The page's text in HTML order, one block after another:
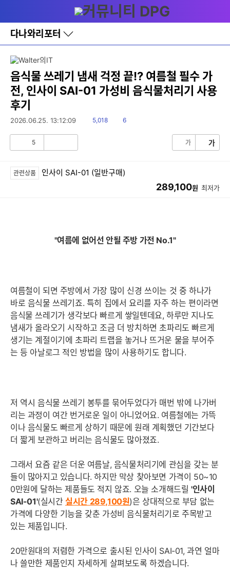
와
홈
다나와리포터
바
로
레
이
어
글
음식물 쓰레기 냄새 걱정 끝!? 여름철 필수 가
전, 인사이 SAI-01 가성비 음식물처리기 사용
후기
2026.06.25. 13:12:09
읽
5,018
댓
6
5 가 가
관련상품 인사이 SAI-01 (일반구매)
289,100원 최저가
"여름에 없어선 안될 주방 가전 No.1"
여름철이 되면 주방에서 가장 많이 신경 쓰이는 것 중 하나가
바로 음식물 쓰레기죠. 특히 집에서 요리를 자주 하는 편이라면
음식물 쓰레기가 생각보다 빠르게 쌓일텐데요, 하루만 지나도
냄새가 올라오기 시작하고 조금 더 방치하면 초파리도 빠르게
생기는 계절이기에 초파리 트랩을 놓거나 뜨거운 물을 부어주
는 등 아날로그 적인 방법을 많이 사용하기도 합니다.
저 역시 음식물 쓰레기 봉투를 묶어두었다가 매번 밖에 나가버
리는 과정이 여간 번거로운 일이 아니었어요. 여름철에는 가뜩
이나 음식물도 빠르게 상하기 때문에 원래 계획했던 기간보다
더 짧게 보관하고 버리는 음식물도 많아졌죠.
그래서 요즘 같은 더운 여름날, 음식물처리기에 관심을 갖는 분
들이 많아지고 있습니다. 하지만 막상 찾아보면 가격이 50~10
0만원에 달하는 제품들도 적지 않죠. 오늘 소개해드릴'인사이
SAI-01'(실시간실시간 289,100원)은 상대적으로 부담 없는
가격에 다양한 기능을 갖춘 가성비 음식물처리기로 주목받고
있는 제품입니다.
20만원대의 저렴한 가격으로 출시된 인사이 SAI-01, 과연 얼마
나 쓸만한 제품인지 자세하게 살펴보도록 하겠습니다.